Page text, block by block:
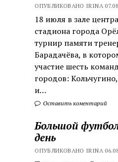
ОПУБЛИКОВАНО IRINA
18 июля в зале
стадиона города
турнир памяти
Барадачёва, в
участие шесть
городов:
и…
Оставить коментарий
Большой
день
ОПУБЛИКОВАНО IRINA